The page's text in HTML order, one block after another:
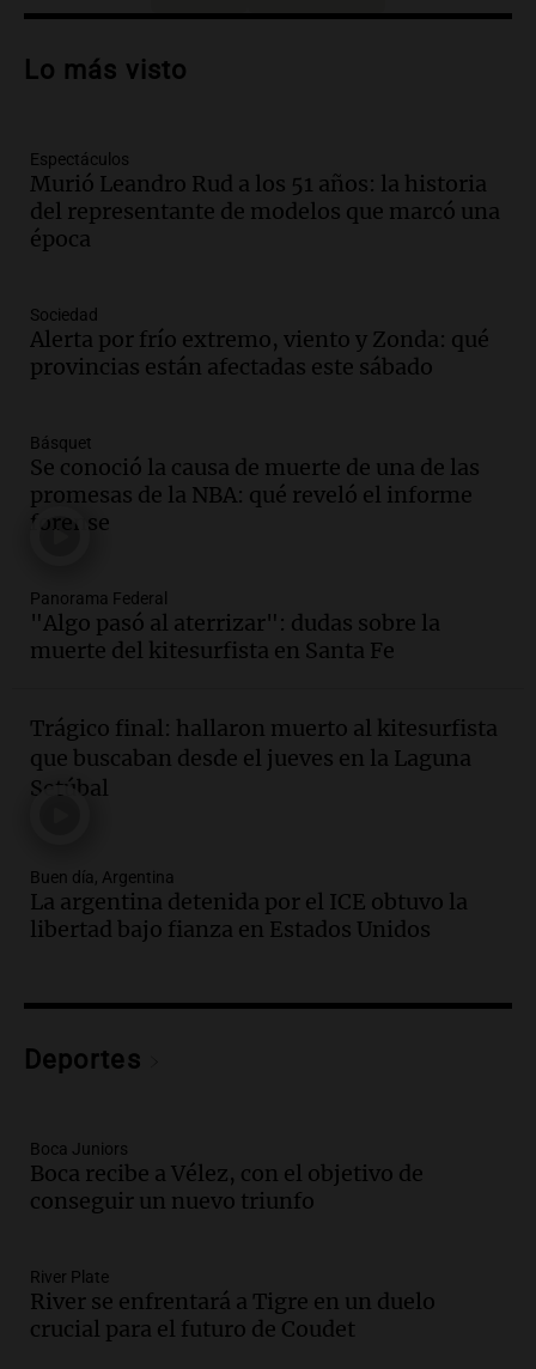
Audio.La inflación en Buenos Aires se
datos preliminares
Audio.
La justicia niega pedido de
Facundo Moyano para levantar
perimetral sobre Candela Arizaga
Panorama Federal
Audio.
acelera al 2,9% en julio y anticipa datos
oficiales
Audio.San Miguel de Tucumán: 433
luminarias públicas destruidas en 14
meses por vandalismo y robos
Panorama Federal
vandalismo destruye 433 luminarias
públicas en 14 meses y afecta la
seguridad
Episodios
Audio.Secuestran 28 bultos de
mercadería extranjera en control
fronterizo en Tucumán
Audio.Mujer de 92 años fallece
mientras esperaba cobrar su jubilación
en San Luis
abuso sexual: juicio programado para
Audio.Familiares de Lautaro Britos
convocan marcha por justicia tras su
Episodios
Audio.Reparaciones en acueducto
Novalí finalizan y se normaliza el
Lo más visto
Espectáculos
Murió Leandro Rud a los 51 años: la historia
del representante de modelos que marcó una
época
Sociedad
Alerta por frío extremo, viento y Zonda: qué
provincias están afectadas este sábado
Básquet
Se conoció la causa de muerte de una de las
promesas de la NBA: qué reveló el informe
forense
Panorama Federal
"Algo pasó al aterrizar": dudas sobre la
muerte del kitesurfista en Santa Fe
Trágico final: hallaron muerto al kitesurfista
que buscaban desde el jueves en la Laguna
Setúbal
Buen día, Argentina
La argentina detenida por el ICE obtuvo la
libertad bajo fianza en Estados Unidos
Deportes
Boca Juniors
Boca recibe a Vélez, con el objetivo de
conseguir un nuevo triunfo
River Plate
River se enfrentará a Tigre en un duelo
crucial para el futuro de Coudet